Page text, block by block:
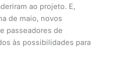
ao projeto. E,
de maio, novos
passeadores de
às possibilidades para